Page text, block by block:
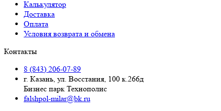
Калькулятор
Доставка
Оплата
Условия возврата и обмена
Контакты
8 (843) 206-07-89
г. Казань, ул. Восстания, 100 к.266д
Бизнес парк Технополис
falshpol-milar@bk.ru